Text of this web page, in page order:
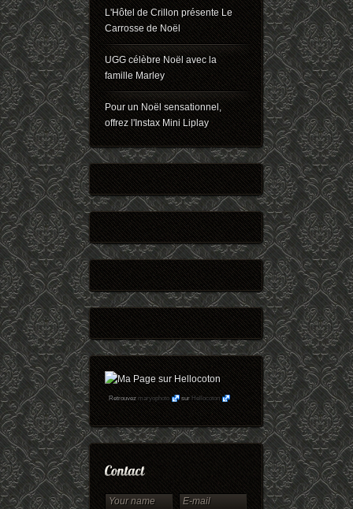
L'Hôtel de Crillon présente Le
Carrosse de Noël
UGG célèbre Noël avec la
famille Marley
Pour un Noël sensationnel,
offrez l'Instax Mini Liplay
Retrouvezmaryophoto surHellocoton